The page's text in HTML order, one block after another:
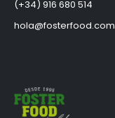
(+34) 916 680 514
hola@fosterfood.com